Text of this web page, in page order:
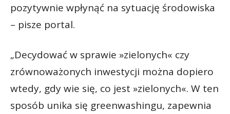
pozytywnie wpłynąć na sytuację środowiska
– pisze portal.
„Decydować w sprawie »zielonych« czy
zrównoważonych inwestycji można dopiero
wtedy, gdy wie się, co jest »zielonych«. W ten
sposób unika się greenwashingu, zapewnia